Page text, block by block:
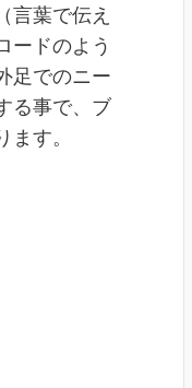
言葉で伝え
ードのよう
足でのニー
る事で、ブ
す。